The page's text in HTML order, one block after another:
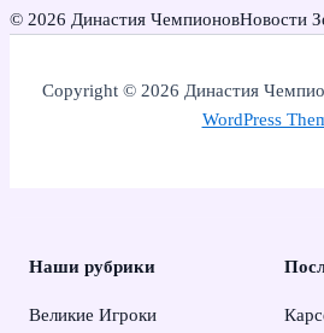
© 2026 Династия ЧемпионовНовости
Copyright © 2026 Династия
WordPress
Наши рубрики
Великие Игроки